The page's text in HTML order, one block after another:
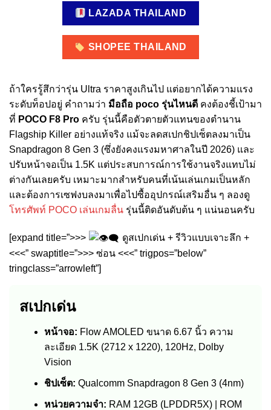
LAZADA THAILAND
SHOPEE THAILAND
ถ้าใครรู้สึกว่ารุ่น Ultra ราคาสูงเกินไป แต่อยากได้ความแรง
ระดับท็อปอยู่ คำถามว่า มือถือ poco รุ่นไหนดี คงต้องชี้เป้ามา
ที่ POCO F8 Pro ครับ รุ่นนี้คือตัวตายตัวแทนของตำนาน
Flagship Killer อย่างแท้จริง แม้จะลดสเปกชิปเซ็ตลงมาเป็น
Snapdragon 8 Gen 3 (ซึ่งยังคงแรงมหาศาลในปี 2026) และ
ปรับหน้าจอเป็น 1.5K แต่ประสบการณ์การใช้งานจริงแทบไม่
ต่างกันเลยครับ เหมาะมากสำหรับคนที่เน้นเล่นเกมเป็นหลัก
และต้องการเซฟงบลงมาเพื่อไปซื้ออุปกรณ์เสริมอื่น ๆ ลองดู
โทรศัพท์ POCO เล่นเกมลื่น รุ่นนี้ติดอันดับต้น ๆ แน่นอนครับ
[expand title=”>>>
ดูสเปกเด่น + รีวิวแบบเจาะลึก +
<<<” swaptitle=”>>> ซ่อน <<<” trigpos=”below”
tringclass=”arrowleft”]
สเปกเด่น
หน้าจอ: Flow AMOLED ขนาด 6.67 นิ้ว ความ
ละเอียด 1.5K (2712 x 1220), 120Hz, Dolby
Vision
ชิปเซ็ต: Qualcomm Snapdragon 8 Gen 3 (4nm)
หน่วยความจำ: RAM 12GB (LPDDR5X) | ROM